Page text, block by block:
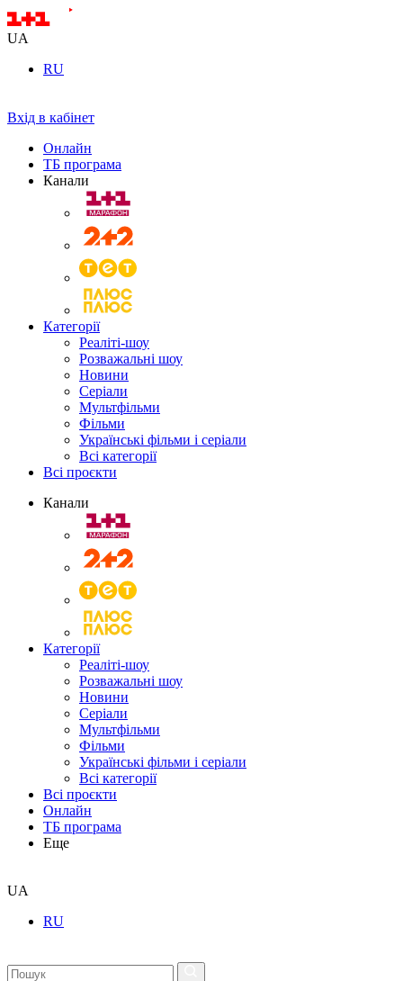
UA
RU
Вхід в кабінет
Онлайн
ТБ програма
Канали
Категорії
Реаліті-шоу
Розважальні шоу
Новини
Серіали
Мультфільми
Фільми
Українські фільми і серіали
Всі категорії
Всі проєкти
Канали
Категорії
Реаліті-шоу
Розважальні шоу
Новини
Серіали
Мультфільми
Фільми
Українські фільми і серіали
Всі категорії
Всі проєкти
Онлайн
ТБ програма
Еще
UA
RU